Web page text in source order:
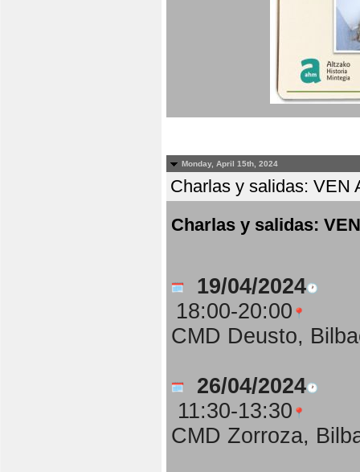
Monday, April 15th, 2024
Charlas y salidas: VEN
Charlas y salidas:
19/04/2024
18:00-20:00
CMD Deusto,
26/04/2024
11:30-13:30
CMD Zorroza,